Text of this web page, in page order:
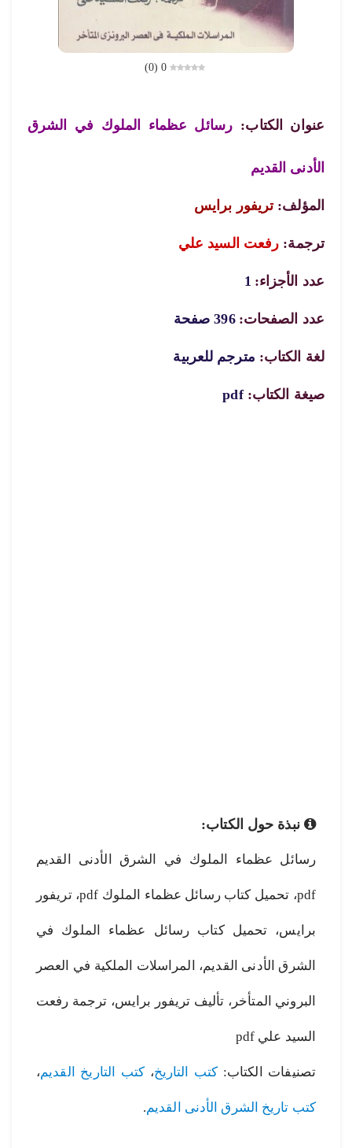
0
(
0
)
عنوان الكتاب: رسائل عظماء الملوك في الشرق
الأدنى القديم
المؤلف: تريفور برايس
ترجمة: رفعت السيد علي
عدد الأجزاء: 1
عدد الصفحات: 396 صفحة
لغة الكتاب: مترجم للعربية
صيغة الكتاب: pdf
نبذة حول الكتاب:
رسائل عظماء الملوك في الشرق الأدنى القديم
pdf، تحميل كتاب رسائل عظماء الملوك pdf، تريفور
برايس، تحميل كتاب رسائل عظماء الملوك في
الشرق الأدنى القديم، المراسلات الملكية في العصر
البروني المتأخر، تأليف تريفور برايس، ترجمة رفعت
السيد علي pdf
تصنيفات الكتاب: كتب التاريخ،كتب التاريخ القديم،
كتب تاريخ الشرق الأدنى القديم.